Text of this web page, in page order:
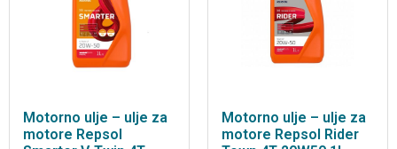
Motorno ulje – ulje za
motore Repsol
Motorno ulje – ulje za
motore Repsol Rider